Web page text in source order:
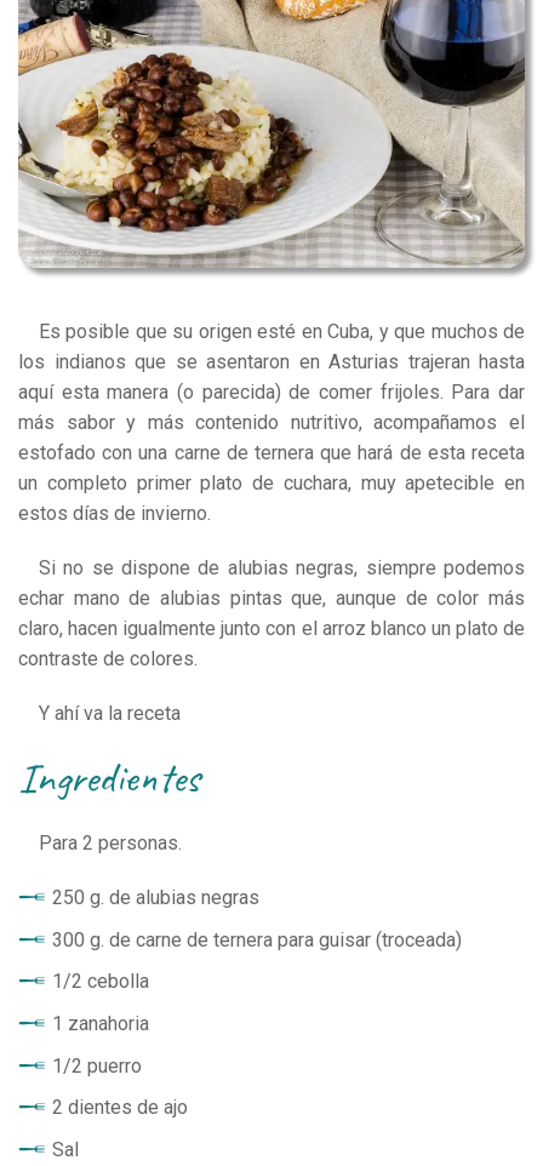
Es posible que su origen esté en Cuba, y que muchos de
los indianos que se asentaron en Asturias trajeran hasta
aquí esta manera (o parecida) de comer frijoles. Para dar
más sabor y más contenido nutritivo, acompañamos el
estofado con una carne de ternera que hará de esta receta
un completo primer plato de cuchara, muy apetecible en
estos días de invierno.
Si no se dispone de alubias negras, siempre podemos
echar mano de alubias pintas que, aunque de color más
claro, hacen igualmente junto con el arroz blanco un plato de
contraste de colores.
Y ahí va la receta
ingredientes
Para 2 personas.
250 g. de alubias negras
300 g. de carne de ternera para guisar (troceada)
1/2 cebolla
1 zanahoria
1/2 puerro
2 dientes de ajo
Sal